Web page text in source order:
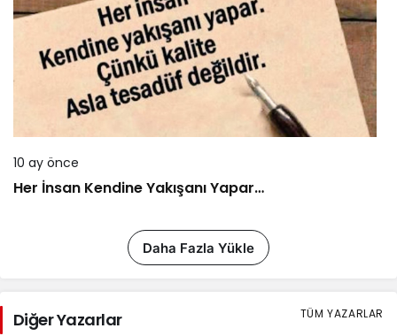
10 ay önce
Her İnsan Kendine Yakışanı Yapar…
Daha Fazla Yükle
Diğer Yazarlar TÜM YAZARLAR